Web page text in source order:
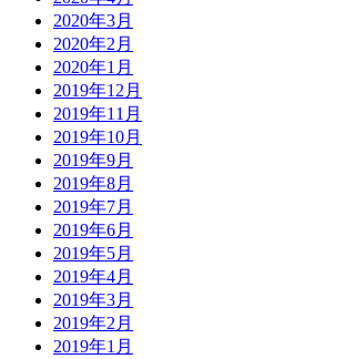
2020年3月
2020年2月
2020年1月
2019年12月
2019年11月
2019年10月
2019年9月
2019年8月
2019年7月
2019年6月
2019年5月
2019年4月
2019年3月
2019年2月
2019年1月